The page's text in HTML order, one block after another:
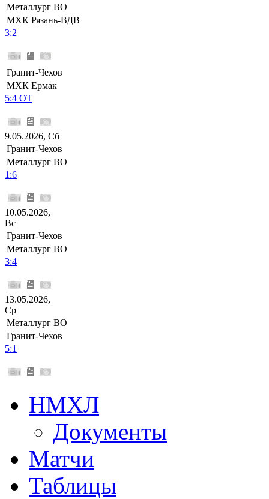
Металлург ВО
МХК Рязань-ВДВ
3:2
Гранит-Чехов
МХК Ермак
5:4 ОТ
9.05.2026, Сб
Гранит-Чехов
Металлург ВО
1:6
10.05.2026,
Вс
Гранит-Чехов
Металлург ВО
3:4
13.05.2026,
Ср
Металлург ВО
Гранит-Чехов
5:1
НМХЛ
Документы
Матчи
Таблицы